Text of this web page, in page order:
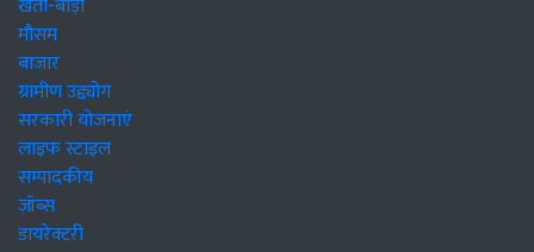
मौसम
बाजार
ग्रामीण उद्द्योग
सरकारी योजनाएं
लाइफ स्टाइल
सम्पादकीय
जॉब्स
डायरेक्टरी